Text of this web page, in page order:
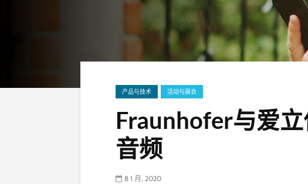
产品与技术 活动与展会
Fraunhofer与爱
音频
8 1 月, 2020